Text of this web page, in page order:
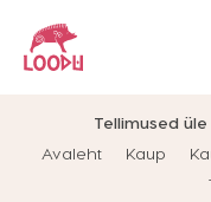
Tellimused
Avaleht
Kaup